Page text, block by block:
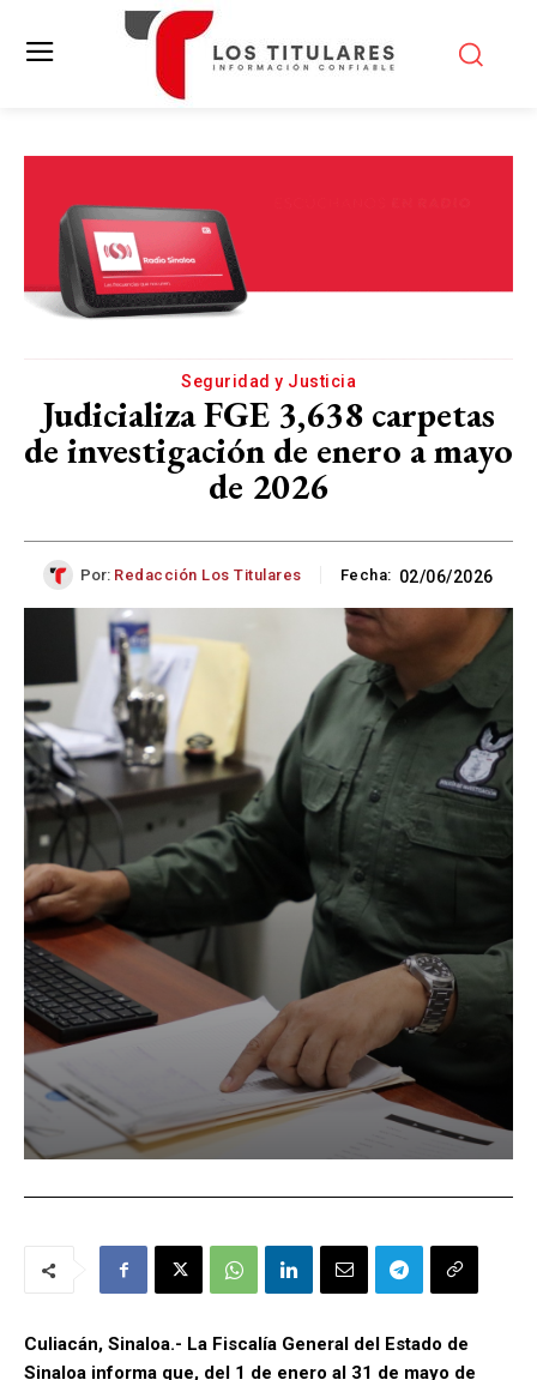
Seguridad y Justicia
Judicializa FGE 3,638 carpetas
de investigación de enero a mayo
de 2026
Por: Redacción Los Titulares Fecha: 02/06/2026
Culiacán, Sinaloa.- La Fiscalía General del Estado de
Sinaloa informa que, del 1 de enero al 31 de mayo de